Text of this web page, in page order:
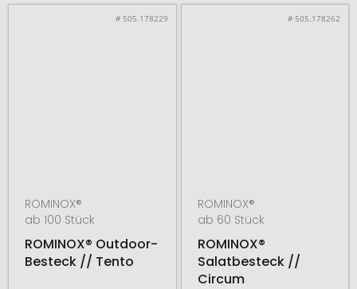
# 505.178229
ROMINOX®
ab 100 Stück
ROMINOX® Outdoor-
Besteck // Tento
# 505.178262
ROMINOX®
ab 60 Stück
ROMINOX®
Salatbesteck //
Circum